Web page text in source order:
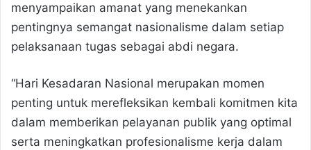
menyampaikan amanat yang menekankan
pentingnya semangat nasionalisme dalam setiap
pelaksanaan tugas sebagai abdi negara.
“Hari Kesadaran Nasional merupakan momen
penting untuk merefleksikan kembali komitmen kita
dalam memberikan pelayanan publik yang optimal
serta meningkatkan profesionalisme kerja dalam